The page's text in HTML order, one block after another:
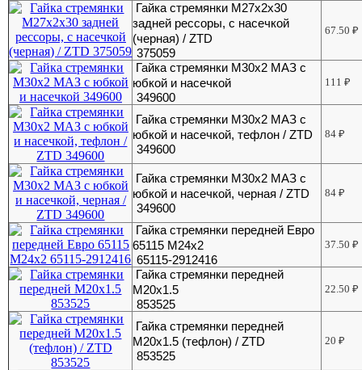
Гайка стремянки М27х2х30
задней рессоры, с насечкой
(черная) / ZTD
375059
67.50₽
Гайка стремянки М30х2 МАЗ с
юбкой и насечкой
349600
111₽
Гайка стремянки М30х2 МАЗ с
юбкой и насечкой, тефлон / ZTD
349600
84₽
Гайка стремянки М30х2 МАЗ с
юбкой и насечкой, черная / ZTD
349600
84₽
Гайка стремянки передней Евро
65115 М24х2
65115-2912416
37.50₽
Гайка стремянки передней
М20х1.5
853525
22.50₽
Гайка стремянки передней
М20х1.5 (тефлон) / ZTD
853525
20₽